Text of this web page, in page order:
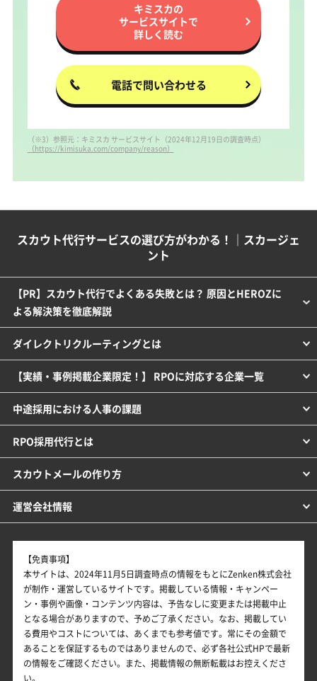
キミスカの
サービスサイトで
詳しく読む
電話で問い合わせる
（※3）参照元：キミスカ サービスサイト（2024年12月19日の調査時点）
（https://kimisuka.com/company/reason）
スカウト代行サービスの選び方がわかる！｜スカージェ
ント
【PR】スカウト代行でよくある失敗とは？ 原因とHEROZに
よる解決策を徹底解説
ダイレクトリクルーティングとは
【実績・事例掲載企業限定！】 RPOに対応する企業一覧
中途採用における人事の課題
RPO採用代行とは
スカウトメールの作り方
運営会社情報
【免責事項】
本サイトは、2024年11月5日調査時点の情報をもとにZenken株式会社
が制作・運営しているサイトです。掲載している情報・キャンペー
ン・事例や画像・コンテンツ内容は、予告なしに変更または掲載中止
となる場合がありますので、予めご了承ください。なお、掲載してい
る費用やコストについては、あくまでも参考値です。常にその金額で
あることを保証するものではありませんので、必ず各社公式HPで最新
の情報をご確認ください。また、掲載情報の無断転載はお控えくださ
い。